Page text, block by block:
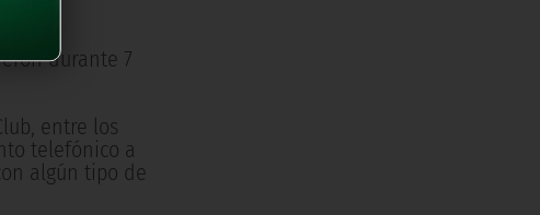
durante 7
entre los
telefónico a
algún tipo de